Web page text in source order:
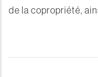
de la copropriété,